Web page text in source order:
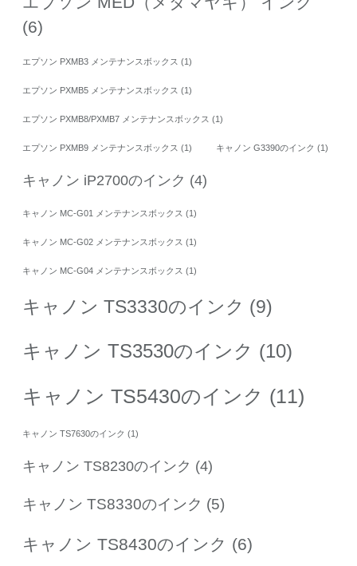
(6)
エプソン PXMB3 メンテナンスボックス (1)
エプソン PXMB5 メンテナンスボックス (1)
エプソン PXMB8/PXMB7 メンテナンスボックス (1)
エプソン PXMB9 メンテナンスボックス (1) キャノン G3390のインク (1)
キャノン iP2700のインク (4)
キャノン MC-G01 メンテナンスボックス (1)
キャノン MC-G02 メンテナンスボックス (1)
キャノン MC-G04 メンテナンスボックス (1)
キャノン TS3330のインク (9)
キャノン TS3530のインク (10)
キャノン TS5430のインク (11)
キャノン TS7630のインク (1)
キャノン TS8230のインク (4)
キャノン TS8330のインク (5)
キャノン TS8430のインク (6)